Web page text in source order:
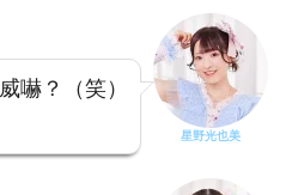
威嚇？（笑）
星野光也美